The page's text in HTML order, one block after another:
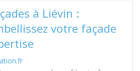
à Liévin :
votre façade